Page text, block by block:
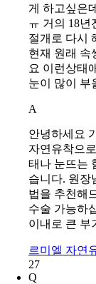
게 하고싶은
ㅠ 거의 18년
절개로 다시
현재 원래 속
요 이런상태
눈이 많이 부
A
안녕하세요
자연유착으
태나 눈뜨는
습니다. 원장
법을 추천해
수술 가능하
이내로 큰 부
르미엘 자연
27
Q